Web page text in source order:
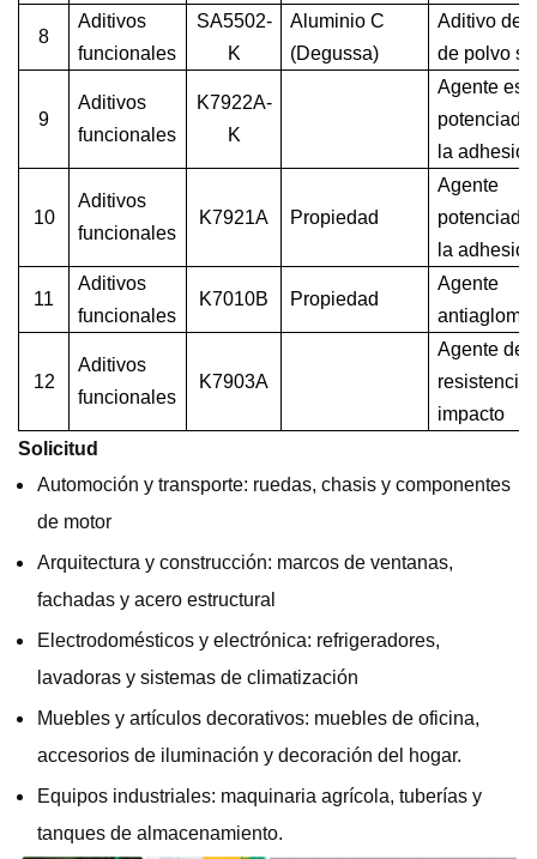
8
Aditivos
funcionales
SA5502-
K
Aluminio C
(Degussa)
Aditivo de
de polvo
9
Aditivos
funcionales
K7922A-
K
Agente
la adhesión
10
Aditivos
funcionales
K7921A Propiedad
Agente
la adhesión
11
Aditivos
funcionales
K7010B Propiedad
Agente
12
Aditivos
funcionales
K7903A
Agente de
resistencia
impacto
Solicitud
Automoción y transporte: ruedas, chasis y componentes
de motor
Arquitectura y construcción: marcos de ventanas,
fachadas y acero estructural
Electrodomésticos y electrónica: refrigeradores,
lavadoras y sistemas de climatización
Muebles y artículos decorativos: muebles de oficina,
accesorios de iluminación y decoración del hogar.
Equipos industriales: maquinaria agrícola, tuberías y
tanques de almacenamiento.